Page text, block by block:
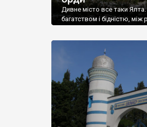
Дивне місто все таки
багатством і бідністю,